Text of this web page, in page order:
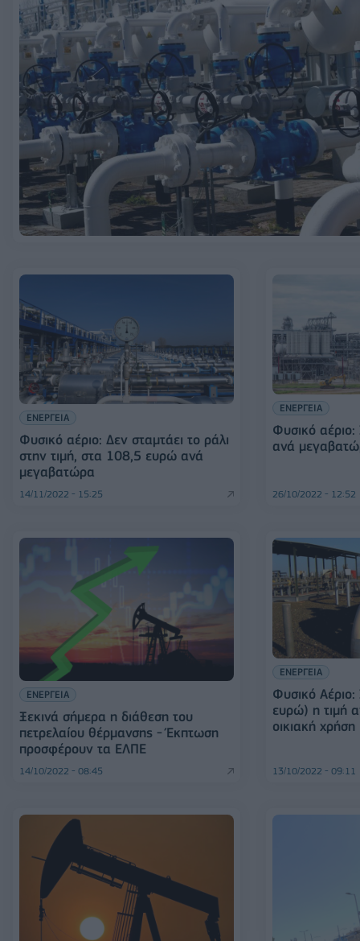
ΕΝΕΡΓΕΙΑ
Φυσικό αέριο: Δεν σταμτάει το ράλι
στην τιμή, στα 108,5 ευρώ ανά
μεγαβατώρα
14/11/2022 - 15:25
ΕΝΕΡΓΕΙΑ
Φυσικό
ανά
26/10/2022 - 12:52
ΕΝΕΡΓΕΙΑ
Ξεκινά σήμερα η διάθεση του
πετρελαίου θέρμανσης - Έκπτωση
προσφέρουν τα ΕΛΠΕ
14/10/2022 - 08:45
ΕΝΕΡΓΕΙΑ
Φυσικό
ευρώ) η τιμή
οικιακή χρήση
13/10/2022 - 09:11